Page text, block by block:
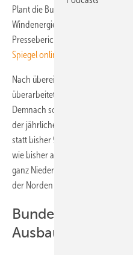
Plant die Bundesregierung eine
Windenergieausbau im Norden
Presseberichte des
Spiegel online
Nach übereinstimmenden
überarbeitete Version der
Demnach solle die Verordnung
der jährliche Zubau im
statt bisher 902 MW. Außerdem
wie bisher auch Mecklenburg-
ganz Niedersachsen als
der Norden des Bundeslandes
Ausbauzahlen nicht